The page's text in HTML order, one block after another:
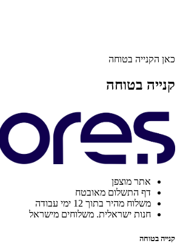
כאן הקנייה בטוחה
קנייה בטוחה
אתר מוצפן
דף התשלום מאובטח
משלוח מהיר בתוך 12 ימי עבודה
חנות ישראלית. משלוחים מישראל
קנייה בטוחה